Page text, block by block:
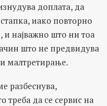
доплата, да
иако повторно
и најважно што ни тоа
што не предвидува
малтретирање.
разбеснува,
треба да се сервис на